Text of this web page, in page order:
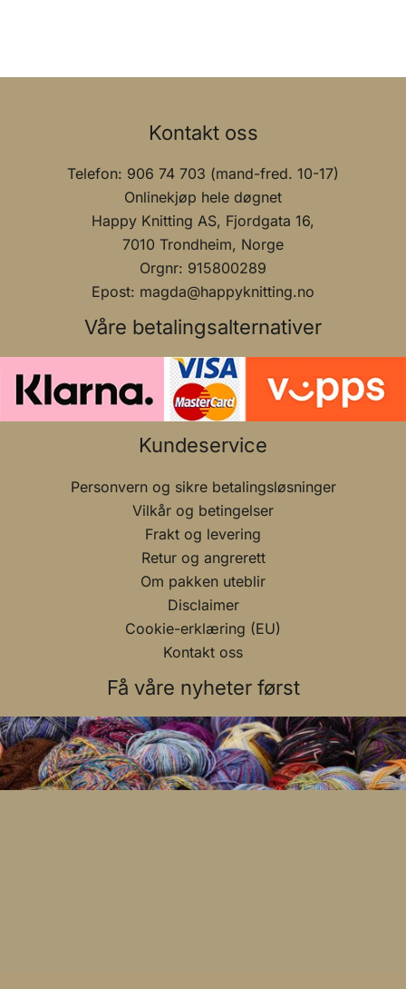
Kontakt oss
Telefon: 906 74 703 (mand-fred. 10-17)
Onlinekjøp hele døgnet
Happy Knitting AS, Fjordgata 16,
7010 Trondheim, Norge
Orgnr: 915800289
Epost: magda@happyknitting.no
Våre betalingsalternativer
Kundeservice
Personvern og sikre betalingsløsninger
Vilkår og betingelser
Frakt og levering
Retur og angrerett
Om pakken uteblir
Disclaimer
Cookie-erklæring (EU)
Kontakt oss
Få våre nyheter først